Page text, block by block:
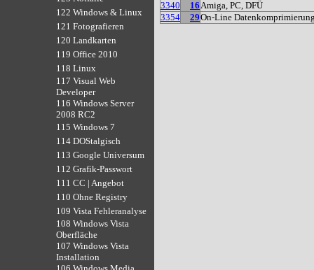
122 Windows & Linux
121 Fotografieren
120 Landkarten
119 Office 2010
118 Linux
117 Visual Web
Developer
116 Windows Server
2008 RC2
115 Windows 7
114 DOStalgisch
113 Google Universum
112 Grafik-Passwort
111 CC | Angebot
110 Ohne Registry
109 Vista Fehleranalyse
108 Windows Vista
Oberfläche
107 Windows Vista
Installation
3340
16Amiga, PC, DFÜ
3354
29On-Line